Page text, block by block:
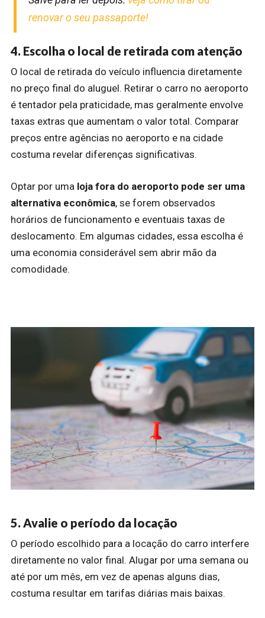
renovar o seu passaporte!
4. Escolha o local de retirada com atenção
O local de retirada do veículo influencia diretamente
no preço final do aluguel. Retirar o carro no aeroporto
é tentador pela praticidade, mas geralmente envolve
taxas extras que aumentam o valor total. Comparar
preços entre agências no aeroporto e na cidade
costuma revelar diferenças significativas.
Optar por uma loja fora do aeroporto pode ser uma
alternativa econômica, se forem observados
horários de funcionamento e eventuais taxas de
deslocamento. Em algumas cidades, essa escolha é
uma economia considerável sem abrir mão da
comodidade.
5. Avalie o período da locação
O período escolhido para a locação do carro interfere
diretamente no valor final. Alugar por uma semana ou
até por um mês, em vez de apenas alguns dias,
costuma resultar em tarifas diárias mais baixas.